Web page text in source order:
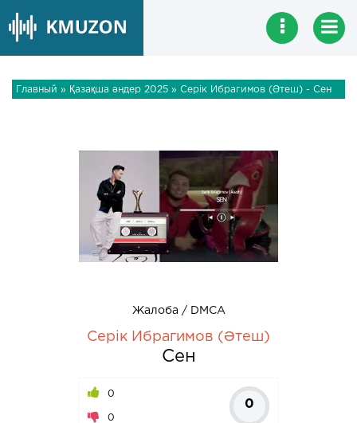
Главный » Қазақша әндер 2025 » Серік Ибрагимов (Әтеш) - Сен
Жалоба / DMCA
Серік Ибрагимов (Әтеш)
Сен
0
0
0